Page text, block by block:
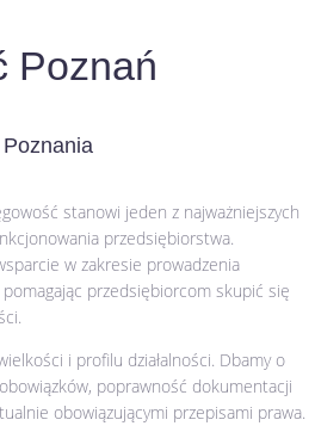
Poznań
stanowi jeden z najważniejszych
przedsiębiorstwa.
w zakresie prowadzenia
przedsiębiorcom skupić się
i profilu działalności. Dbamy o
poprawność dokumentacji
obowiązującymi przepisami prawa.